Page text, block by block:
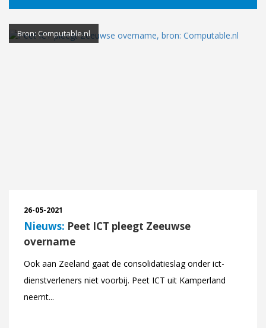
Bron: Computable.nl
26-05-2021
Nieuws: Peet ICT pleegt Zeeuwse
overname
Ook aan Zeeland gaat de consolidatieslag onder ict-
dienstverleners niet voorbij. Peet ICT uit Kamperland
neemt...